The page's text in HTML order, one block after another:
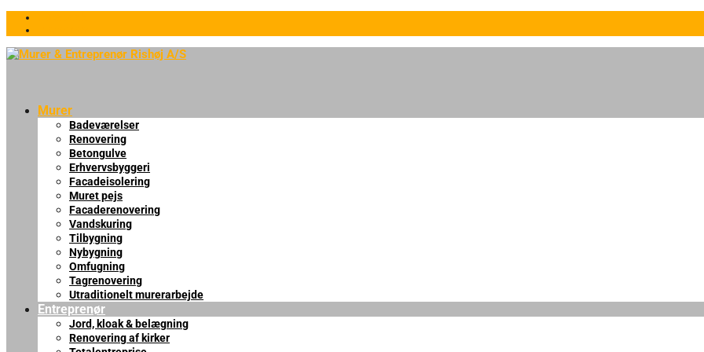
Murer
Badeværelser
Renovering
Betongulve
Erhvervsbyggeri
Facadeisolering
Muret pejs
Facaderenovering
Vandskuring
Tilbygning
Nybygning
Omfugning
Tagrenovering
Utraditionelt murerarbejde
Entreprenør
Jord, kloak & belægning
Renovering af kirker